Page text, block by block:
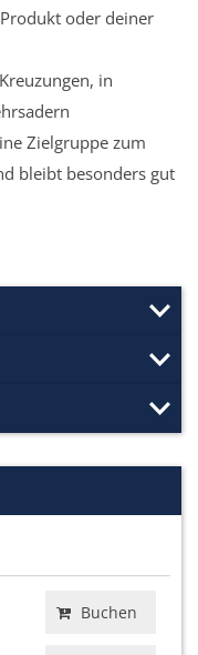
oder deiner
in
Zielgruppe zum
bleibt besonders gut
Buchen